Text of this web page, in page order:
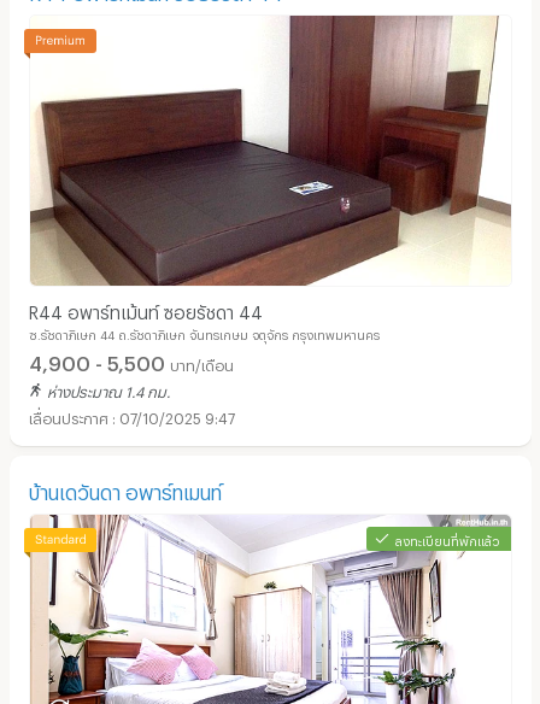
R44 อพาร์ทเม้นท์ ซอยรัชดา 44
ซ.รัชดาภิเษก 44 ถ.รัชดาภิเษก จันทรเกษม จตุจักร กรุงเทพมหานคร
4,900 - 5,500 บาท/เดือน
ห่างประมาณ 1.4 กม.
07/10/2025 9:47
บ้านเดวันดา อพาร์ทเมนท์
ลงทะเบียนที่พักแล้ว